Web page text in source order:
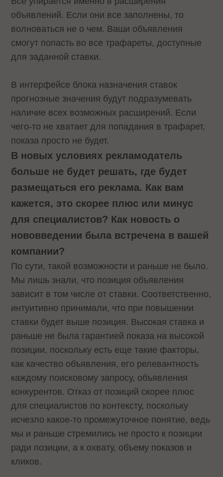
объявлений. Если они все заполнены, то
волноваться не о чем. Ваши объявления
смогут попасть во все трафареты, доступные
для заданной ставки.
В интерфейсе блока назначения ставок
прогнозные значения будут подразумевать
наличие всех возможных расширений. Если
чего-то не хватает для попадания в трафарет,
показа просто не будет.
В новых условиях рекламодатель
больше не будет решать, где будет
размещаться его реклама. Как вам
кажется, это скорее плюс или минус
для специалистов? Как новость о
нововведении была встречена в вашей
компании?
По сути, такой возможности и раньше не было.
Мы лишь знали, что позиция объявления
зависит в том числе от ставки. Соответственно,
интуитивно принимали, что при повышении
ставки будет выше позиция. Высокая ставка и
раньше не была гарантией показа на высокой
позиции, поскольку есть еще такие факторы,
как качество объявления, его релевантность
каждому поисковому запросу, объявления
конкурентов. Отказ от позиций скорее плюс
для специалистов по контексту, поскольку
исчезло какое-то промежуточное понятие, ведь
мы и раньше стремились не просто к позиции
ради позиции, а к охвату, объему показов и
кликов.